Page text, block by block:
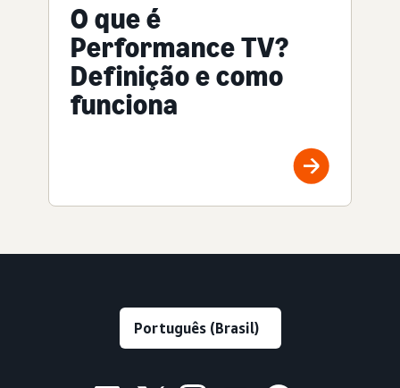
O que é
Performance TV?
Definição e como
funciona